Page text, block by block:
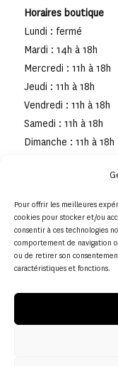
Pour offrir les meilleures
cookies pour stocker et/ou
consentir à ces technologies
comportement de navigation
ou de retirer son
caractéristiques et fonctions.
Horaires boutique
Lundi : fermé
Mardi : 14h à 18h
Mercredi : 11h à 18h
Jeudi : 11h à 18h
Vendredi : 11h à 18h
Samedi : 11h à 18h
Dimanche : 11h à 18h